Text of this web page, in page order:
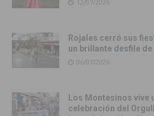
12/07/2026
Rojales cerró sus
un brillante desfile
06/07/2026
Los Montesinos vive
celebración del